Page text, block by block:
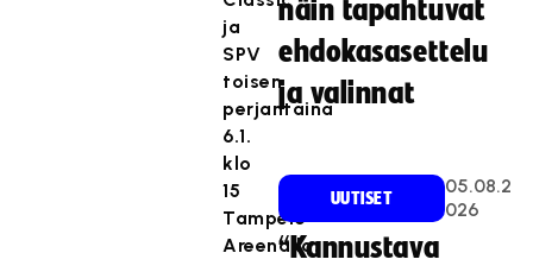
ja
SPV
toisen
perjantaina
6.1.
klo
15
Tampere
Areenalla.
näin tapahtuvat
ehdokasasettelu
ja valinnat
UUTISET
05.08.2
026
“Kannustava